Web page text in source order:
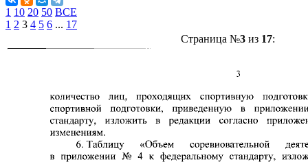
1 10 20 50 ВСЕ
1 2 3 4 5 6 ... 17
Страница №3из 17: